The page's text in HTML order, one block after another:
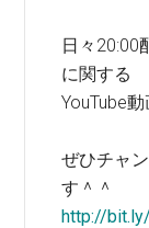
日々20:00
に関する
YouTube
ぜひチャ
す＾＾
http://